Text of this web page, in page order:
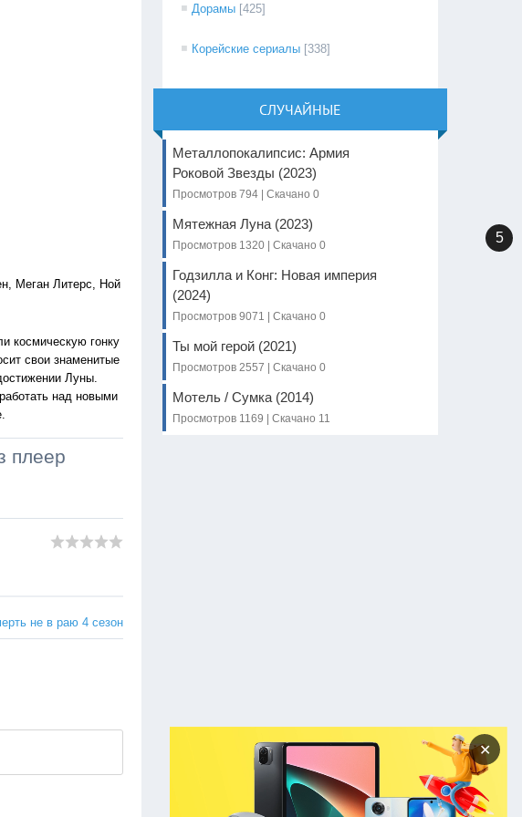
Меган Литерс, Ной
космическую гонку
свои знаменитые
Луны.
над новыми
плеер
не в раю 4 сезон
Дорамы [425]
Корейские сериалы [338]
СЛУЧАЙНЫЕ
Металлопокалипсис: Армия
Роковой Звезды (2023)
Просмотров 794 | Скачано 0
Мятежная Луна (2023)
Просмотров 1320 | Скачано 0
Годзилла и Конг: Новая империя
(2024)
Просмотров 9071 | Скачано 0
Ты мой герой (2021)
Просмотров 2557 | Скачано 0
Мотель / Сумка (2014)
Просмотров 1169 | Скачано 11
5
✕